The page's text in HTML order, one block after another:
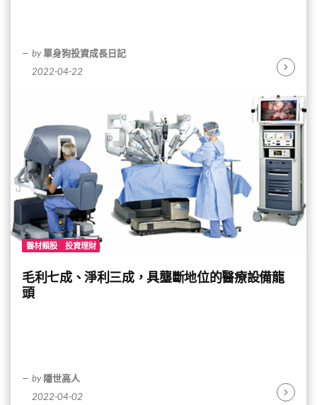
by 單身狗投資成長日記
2022-04-22
醫材類股 投資理財
毛利七成、淨利三成，具壟斷地位的醫療設備龍
頭
by 隱世高人
2022-04-02